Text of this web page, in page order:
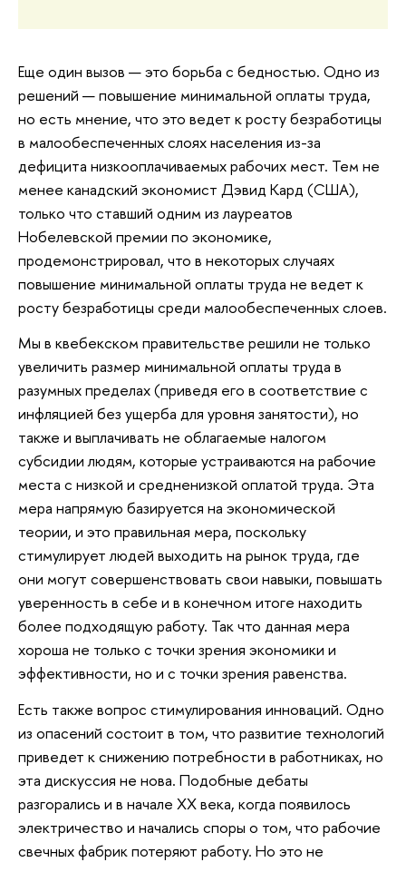
Еще один вызов — это борьба с бедностью. Одно из
решений — повышение минимальной оплаты труда,
но есть мнение, что это ведет к росту безработицы
в малообеспеченных слоях населения из-за
дефицита низкооплачиваемых рабочих мест. Тем не
менее канадский экономист Дэвид Кард (США),
только что ставший одним из лауреатов
Нобелевской премии по экономике,
продемонстрировал, что в некоторых случаях
повышение минимальной оплаты труда не ведет к
росту безработицы среди малообеспеченных слоев.
Мы в квебекском правительстве решили не только
увеличить размер минимальной оплаты труда в
разумных пределах (приведя его в соответствие с
инфляцией без ущерба для уровня занятости), но
также и выплачивать не облагаемые налогом
субсидии людям, которые устраиваются на рабочие
места с низкой и средненизкой оплатой труда. Эта
мера напрямую базируется на экономической
теории, и это правильная мера, поскольку
стимулирует людей выходить на рынок труда, где
они могут совершенствовать свои навыки, повышать
уверенность в себе и в конечном итоге находить
более подходящую работу. Так что данная мера
хороша не только с точки зрения экономики и
эффективности, но и с точки зрения равенства.
Есть также вопрос стимулирования инноваций. Одно
из опасений состоит в том, что развитие технологий
приведет к снижению потребности в работниках, но
эта дискуссия не нова. Подобные дебаты
разгорались и в начале XX века, когда появилось
электричество и начались споры о том, что рабочие
свечных фабрик потеряют работу. Но это не